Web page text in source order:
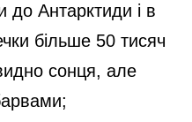
до Антарктиди і в
більше 50 тисяч
сонця, але